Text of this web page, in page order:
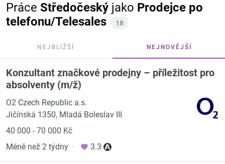
Práce Středočeský jako Prodejce po
telefonu/Telesales
18
NEJBLIŽŠÍ NEJNOVĚJŠÍ
Konzultant značkové prodejny – příležitost pro
absolventy (m/ž)
O2 Czech Republic a.s.
Jičínská 1350, Mladá Boleslav III
40 000 - 70 000 Kč
Méně než 2 týdny · 3.3